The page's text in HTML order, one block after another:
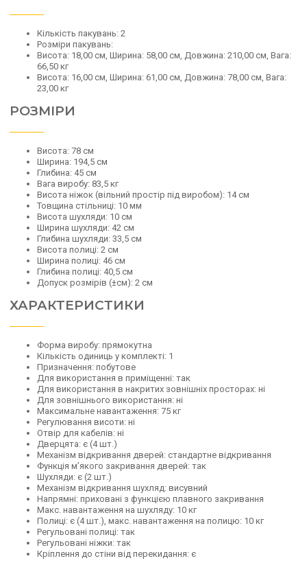
Кількість пакувань: 2
Розміри пакувань:
Висота: 18,00 см, Ширина: 58,00 см, Довжина: 210,00 см, Вага:
66,50 кг
Висота: 16,00 см, Ширина: 61,00 см, Довжина: 78,00 см, Вага:
23,00 кг
РОЗМІРИ
Висота: 78 см
Ширина: 194,5 см
Глибина: 45 см
Вага виробу: 83,5 кг
Висота ніжок (вільний простір під виробом): 14 см
Товщина стільниці: 10 мм
Висота шухляди: 10 см
Ширина шухляди: 42 см
Глибина шухляди: 33,5 см
Висота полиці: 2 см
Ширина полиці: 46 см
Глибина полиці: 40,5 см
Допуск розмірів (±см): 2 см
ХАРАКТЕРИСТИКИ
Форма виробу: прямокутна
Кількість одиниць у комплекті: 1
Призначення: побутове
Для використання в приміщенні: так
Для використання в накритих зовнішніх просторах: ні
Для зовнішнього використання: ні
Максимальне навантаження: 75 кг
Регулювання висоти: ні
Отвір для кабелів: ні
Дверцята: є (4 шт.)
Механізм відкривання дверей: стандартне відкривання
Функція м’якого закривання дверей: так
Шухляди: є (2 шт.)
Механізм відкривання шухляд: висувний
Напрямні: приховані з функцією плавного закривання
Макс. навантаження на шухляду: 10 кг
Полиці: є (4 шт.), макс. навантаження на полицю: 10 кг
Регульовані полиці: так
Регульовані ніжки: так
Кріплення до стіни від перекидання: є